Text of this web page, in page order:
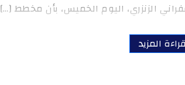
الزنزري، اليوم الخميس، بأن مخطط […]
قراءة المزيد